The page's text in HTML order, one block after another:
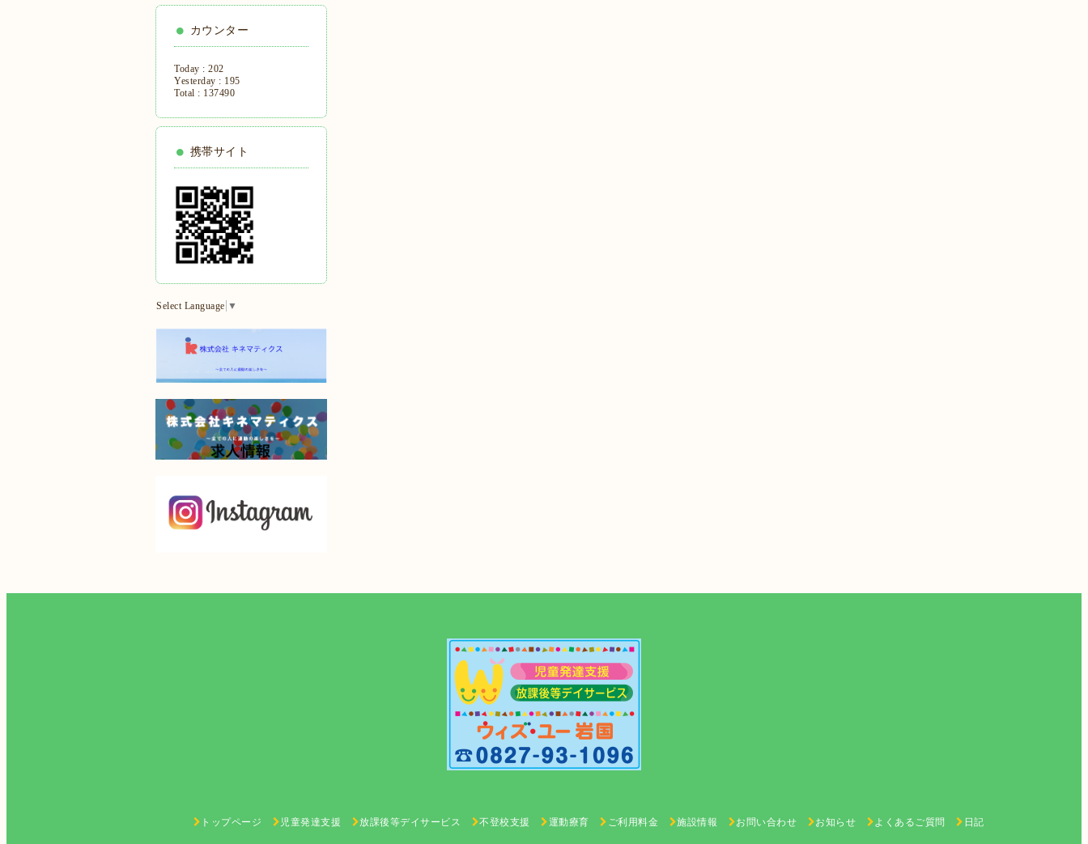
カウンター
Today : 202
Yesterday : 195
Total : 137490
携帯サイト
Select Language ▼
トップページ 児童発達支援 放課後等デイサービス 不登校支援 運動療育 ご利用料金 施設情報 お問い合わせ お知らせ よくあるご質問 日記